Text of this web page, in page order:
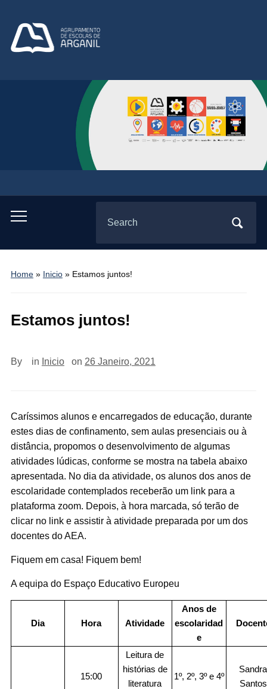
Toggle
menu
for:
Home» Inicio» Estamos juntos!
Estamos juntos!
By in Inicio on 26 Janeiro, 2021
Caríssimos alunos e encarregados de educação, durante
estes dias de confinamento, sem aulas presenciais ou à
distância, propomos o desenvolvimento de algumas
atividades lúdicas, conforme se mostra na tabela abaixo
apresentada. No dia da atividade, os alunos dos anos de
escolaridade contemplados receberão um link para a
plataforma zoom. Depois, à hora marcada, só terão de
clicar no link e assistir à atividade preparada por um dos
docentes do AEA.
Fiquem em casa! Fiquem bem!
A equipa do Espaço Educativo Europeu
Dia Hora Atividade
Anos de
escolaridad
e
15:00
Leitura de
histórias de
literatura
1º, 2º, 3º e 4º
Sandra
Santos